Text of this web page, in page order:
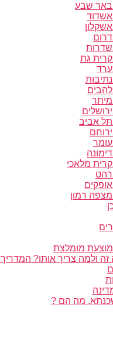
שבע
גת
אביב
מלאכי
רמון
מומלצת
ולמה צריך אותו?
מה הם ?